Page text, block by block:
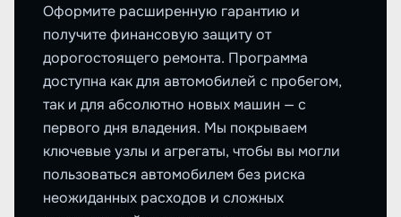
Оформите расширенную гарантию и
получите финансовую защиту от
дорогостоящего ремонта. Программа
доступна как для автомобилей с пробегом,
так и для абсолютно новых машин — с
первого дня владения. Мы покрываем
ключевые узлы и агрегаты, чтобы вы могли
пользоваться автомобилем без риска
неожиданных расходов и сложных